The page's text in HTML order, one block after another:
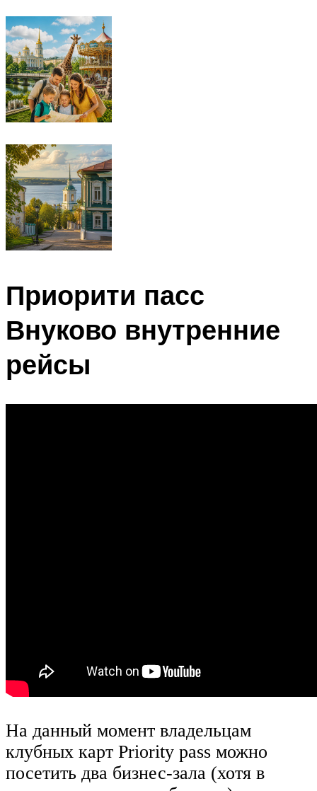
Приорити пасс
Внуково внутренние
рейсы
На данный момент владельцам
клубных карт Priority pass можно
посетить два бизнес-зала (хотя в